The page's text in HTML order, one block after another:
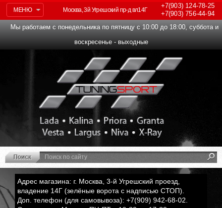
МЕНЮ
+7(903)124-78-25
+7(903)756-44-94
Москва, 3й Угрешский пр-д вл14Г
Мы работаем с понедельника по пятницу с 10:00 до 18:00, суббота и
воскресенье - выходные
Адрес магазина: г. Москва, 3-й Угрешский проезд,
владение 14Г (зелёные ворота с надписью СТОП).
Доп. телефон (для самовывоза): +7(909) 942-68-02.